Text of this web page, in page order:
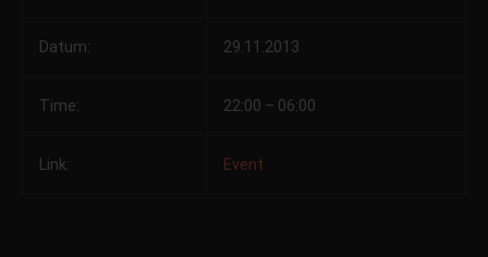
Datum: 29.11.2013
Time: 22:00 – 06:00
Link: Event